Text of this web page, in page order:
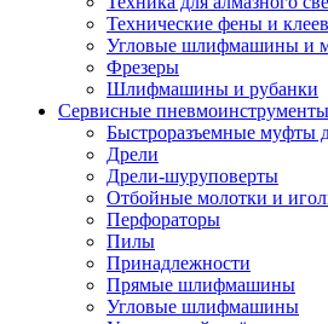
Технические фены и
Угловые шлифмашины и
Фрезеры
Шлифмашины и рубанки
Сервисные пневмоинструменты
Быстроразъемные муфты
Дрели
Дрели-шуруповерты
Отбойные молотки и
Перфораторы
Пилы
Принадлежности
Прямые шлифмашины
Угловые шлифмашины